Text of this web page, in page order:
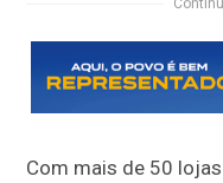
Com mais de 50